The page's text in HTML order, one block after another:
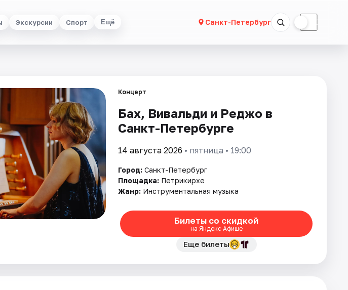
Экскурсии Спорт Ещё Санкт-Петербург ☾
Концерт
Бах, Вивальди и Реджо в
Санкт-Петербурге
14 августа 2026 • пятница • 19:00
Город: Санкт-Петербург
Площадка: Петрикирхе
Жанр: Инструментальная музыка
Билеты со скидкой
на Яндекс Афише
Еще билеты